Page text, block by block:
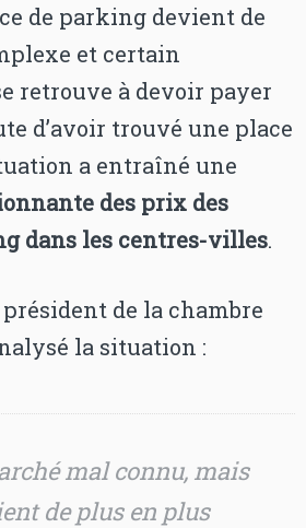
de parking devient de
et certain
retrouve à devoir payer
d’avoir trouvé une place
a entraîné une
des prix des
dans les centres-villes.
président de la chambre
la situation :
mal connu, mais
de plus en plus